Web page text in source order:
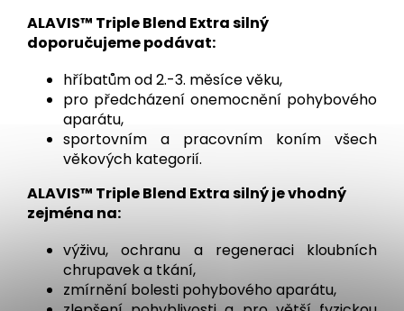
ALAVIS™ Triple Blend Extra silný
doporučujeme podávat:
hříbatům od 2.-3. měsíce věku,
pro předcházení onemocnění pohybového
aparátu,
sportovním a pracovním koním všech
věkových kategorií.
ALAVIS™ Triple Blend Extra silný je vhodný
zejména na:
výživu, ochranu a regeneraci kloubních
chrupavek a tkání,
zmírnění bolesti pohybového aparátu,